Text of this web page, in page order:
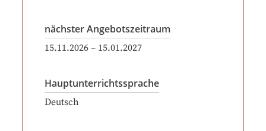
nächster Angebotszeitraum
15.11.2026 – 15.01.2027
Hauptunterrichtssprache
Deutsch